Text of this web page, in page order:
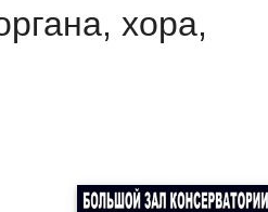
хора,